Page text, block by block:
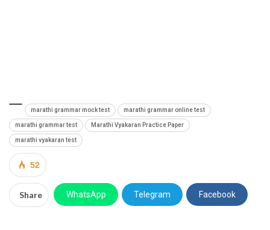
marathi grammar mock test marathi grammar online test
marathi grammar test Marathi Vyakaran Practice Paper
marathi vyakaran test
52
Share WhatsApp Telegram Facebook